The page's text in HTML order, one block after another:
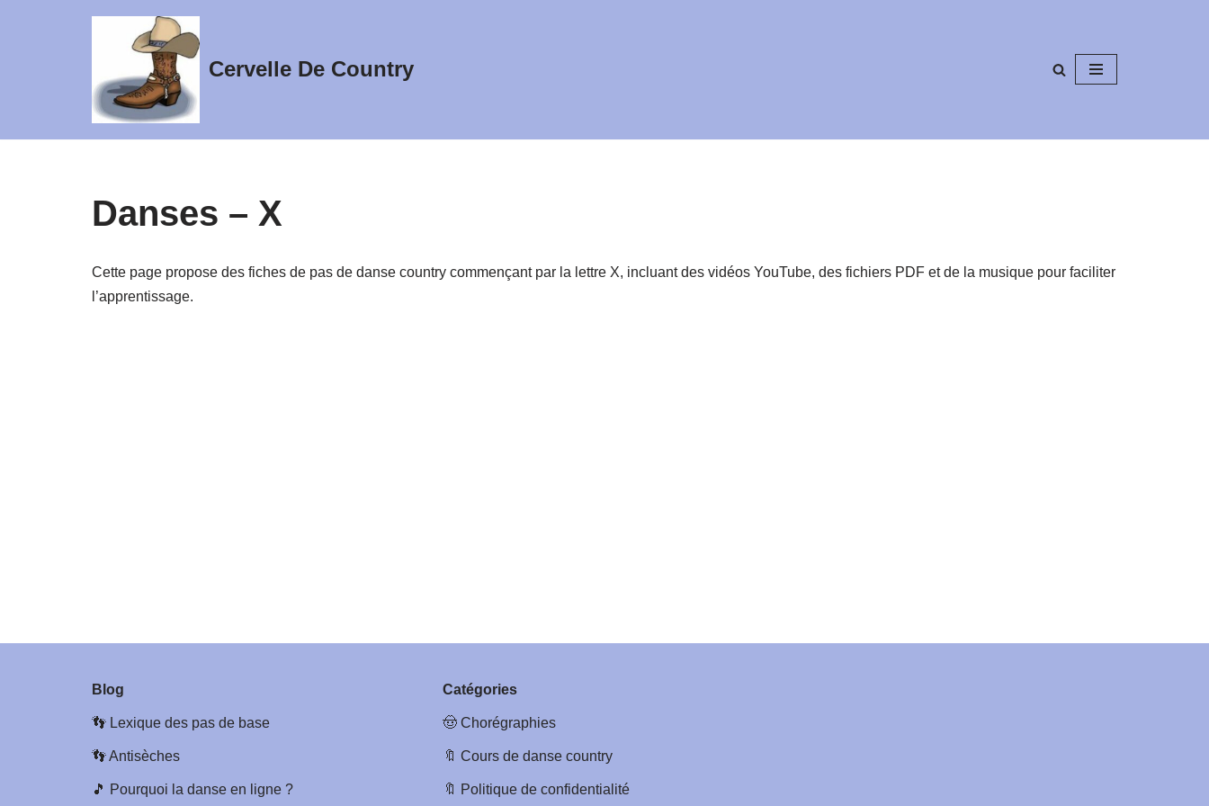
Cervelle De Country
Danses – X
Cette page propose des fiches de pas de danse country commençant par la lettre X, incluant des vidéos YouTube, des fichiers PDF et de la musique pour faciliter
l’apprentissage.
Blog
👣 Lexique des pas de base
👣Antisèches
🎵 Pourquoi la danse en ligne ?
Catégories
🤠 Chorégraphies
🔖 Cours de danse country
🔖 Politique de confidentialité